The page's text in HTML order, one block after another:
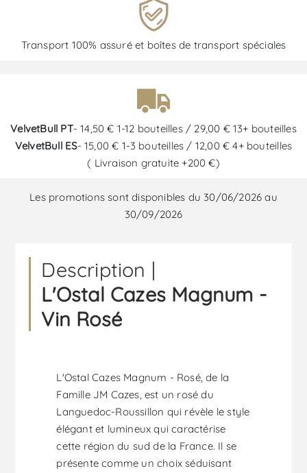
Transport 100% assuré et boîtes de transport spéciales
VelvetBull PT- 14,50 € 1-12 bouteilles / 29,00 € 13+ bouteilles
VelvetBull ES- 15,00 € 1-3 bouteilles / 12,00 € 4+ bouteilles
( Livraison gratuite +200 €)
Les promotions sont disponibles du 30/06/2026 au
30/09/2026
Description |
L'Ostal Cazes Magnum -
Vin Rosé
L'Ostal Cazes Magnum - Rosé, de la
Famille JM Cazes, est un rosé du
Languedoc-Roussillon qui révèle le style
élégant et lumineux qui caractérise
cette région du sud de la France. Il se
présente comme un choix séduisant